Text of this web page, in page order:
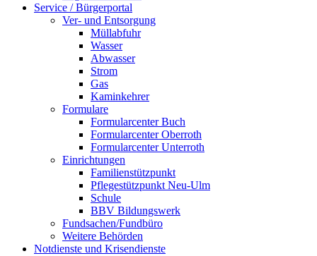
Service / Bürgerportal
Ver- und Entsorgung
Müllabfuhr
Wasser
Abwasser
Strom
Gas
Kaminkehrer
Formulare
Formularcenter Buch
Formularcenter Oberroth
Formularcenter Unterroth
Einrichtungen
Familienstützpunkt
Pflegestützpunkt Neu-Ulm
Schule
BBV Bildungswerk
Fundsachen/Fundbüro
Weitere Behörden
Notdienste und Krisendienste